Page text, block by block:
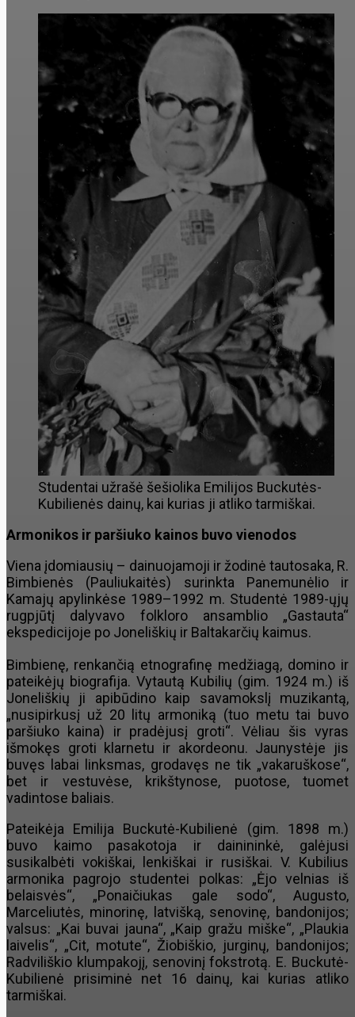
Studentai užrašė šešiolika Emilijos Buckutės-
Kubilienės dainų, kai kurias ji atliko tarmiškai.
Armonikos ir paršiuko kainos buvo vienodos
Viena įdomiausių – dainuojamoji ir žodinė tautosaka, R.
Bimbienės (Pauliukaitės) surinkta Panemunėlio ir
Kamajų apylinkėse 1989–1992 m. Studentė 1989-ųjų
rugpjūtį dalyvavo folkloro ansamblio „Gastauta“
ekspedicijoje po Joneliškių ir Baltakarčių kaimus.
Bimbienę, renkančią etnografinę medžiagą, domino ir
pateikėjų biografija. Vytautą Kubilių (gim. 1924 m.) iš
Joneliškių ji apibūdino kaip savamokslį muzikantą,
„nusipirkusį už 20 litų armoniką (tuo metu tai buvo
paršiuko kaina) ir pradėjusį groti“. Vėliau šis vyras
išmokęs groti klarnetu ir akordeonu. Jaunystėje jis
buvęs labai linksmas, grodavęs ne tik „vakaruškose“,
bet ir vestuvėse, krikštynose, puotose, tuomet
vadintose baliais.
Pateikėja Emilija Buckutė-Kubilienė (gim. 1898 m.)
buvo kaimo pasakotoja ir dainininkė, galėjusi
susikalbėti vokiškai, lenkiškai ir rusiškai. V. Kubilius
armonika pagrojo studentei polkas: „Ėjo velnias iš
belaisvės“, „Ponaičiukas gale sodo“, Augusto,
Marceliutės, minorinę, latvišką, senovinę, bandonijos;
valsus: „Kai buvai jauna“, „Kaip gražu miške“, „Plaukia
laivelis“, „Cit, motute“, Žiobiškio, jurginų, bandonijos;
Radviliškio klumpakojį, senovinį fokstrotą. E. Buckutė-
Kubilienė prisiminė net 16 dainų, kai kurias atliko
tarmiškai.